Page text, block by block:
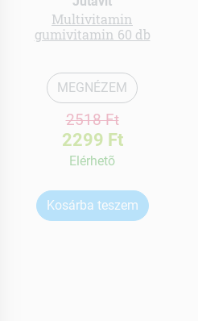
Multivitamin
gumivitamin 60 db
MEGNÉZEM
2518 Ft
2299 Ft
Elérhetõ
Kosárba teszem